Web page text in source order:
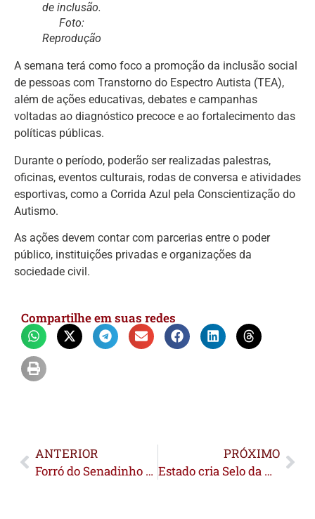
de inclusão.
Foto:
Reprodução
A semana terá como foco a promoção da inclusão social
de pessoas com Transtorno do Espectro Autista (TEA),
além de ações educativas, debates e campanhas
voltadas ao diagnóstico precoce e ao fortalecimento das
políticas públicas.
Durante o período, poderão ser realizadas palestras,
oficinas, eventos culturais, rodas de conversa e atividades
esportivas, como a Corrida Azul pela Conscientização do
Autismo.
As ações devem contar com parcerias entre o poder
público, instituições privadas e organizações da
sociedade civil.
Compartilhe em suas redes
ANTERIOR
Forró do Senadinho é reconhecido como Patrimônio Cultural do Acre
PRÓXIMO
Estado cria Selo da Agricultura Familiar para valorizar pequenos produtores